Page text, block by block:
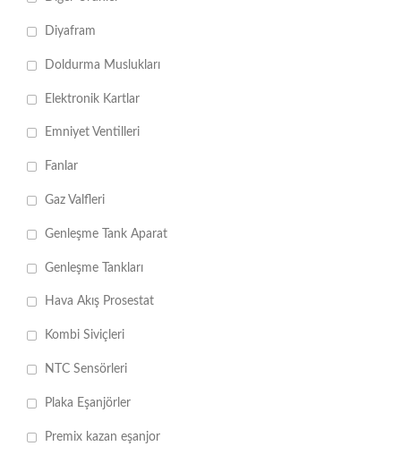
Diyafram
Doldurma Muslukları
Elektronik Kartlar
Emniyet Ventilleri
Fanlar
Gaz Valfleri
Genleşme Tank Aparat
Genleşme Tankları
Hava Akış Prosestat
Kombi Siviçleri
NTC Sensörleri
Plaka Eşanjörler
Premix kazan eşanjor